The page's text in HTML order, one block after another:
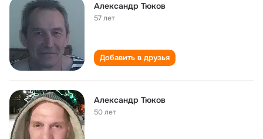
Александр Тюков
57 лет
Добавить в друзья
Александр Тюков
50 лет